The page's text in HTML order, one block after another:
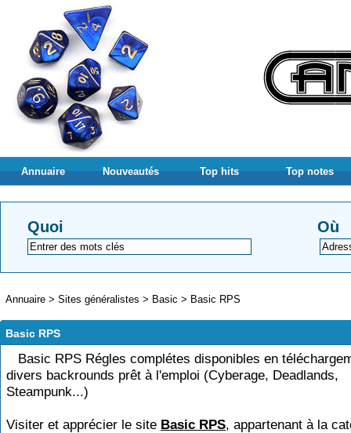
Annuaire Nouveautés Top hits Top notes
Quoi Où
Annuaire > Sites généralistes > Basic > Basic RPS
Basic RPS
Basic RPS Régles complétes disponibles en
divers backrounds prêt à l'emploi (Cyberage, Deadlands,
Steampunk...)
Visiter et apprécier le site Basic RPS, appartenant à la